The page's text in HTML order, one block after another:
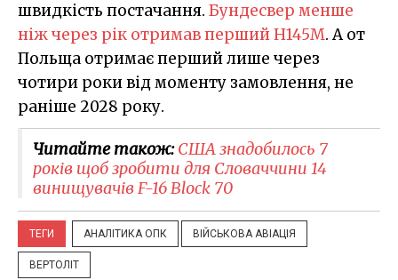
швидкість постачання. Бундесвер менше
ніж через рік отримав перший H145M. А от
Польща отримає перший лише через
чотири роки від моменту замовлення, не
раніше 2028 року.
Читайте також:США знадобилось 7
років щоб зробити для Словаччини 14
винищувачів F-16 Block 70
ТЕГИ АНАЛІТИКА ОПК ВІЙСЬКОВА АВІАЦІЯ
ВЕРТОЛІТ